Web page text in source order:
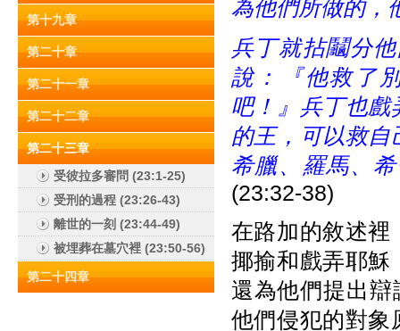
第十九章
第二十章
第二十一章
第二十二章
第二十三章
受彼拉多審問 (23:1-25)
受刑的過程 (23:26-43)
離世的一刻 (23:44-49)
被埋葬在墓穴裡 (23:50-56)
第二十四章
為他們所做的，
兵丁就拈鬮分
說：『他救了
吧！』兵丁也戲
的王，可以救
希臘、羅馬、
(23:32-38)
在路加的敘述裡
揶揄和戲弄耶穌
還為他們提出
他們侵犯的對象